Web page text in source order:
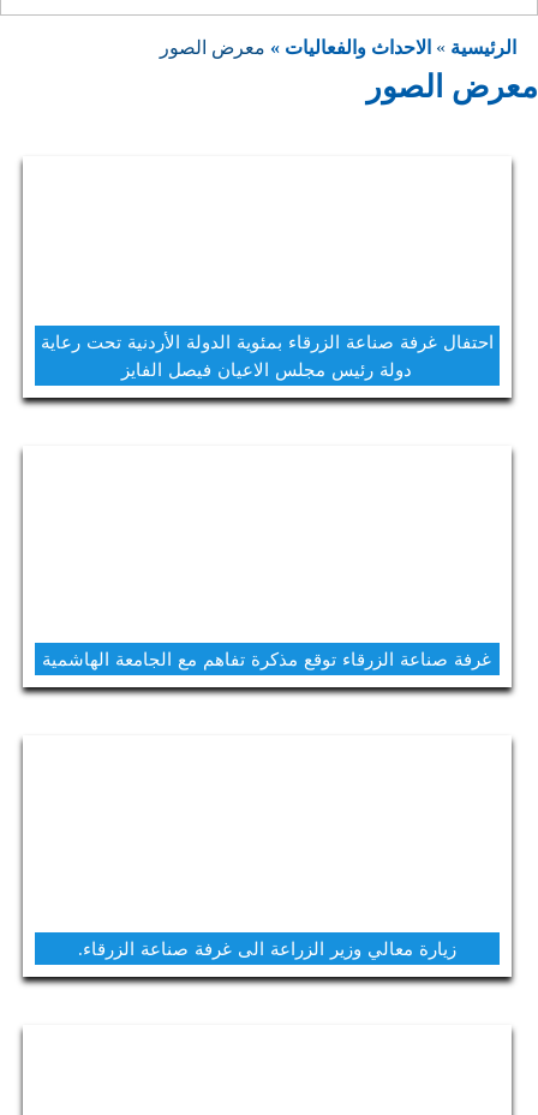
الرئيسية » الاحداث والفعاليات » معرض الصور
معرض الصور
احتفال غرفة صناعة الزرقاء بمئوية الدولة الأردنية تحت رعاية
دولة رئيس مجلس الاعيان فيصل الفايز
غرفة صناعة الزرقاء توقع مذكرة تفاهم مع الجامعة الهاشمية
زيارة معالي وزير الزراعة الى غرفة صناعة الزرقاء.